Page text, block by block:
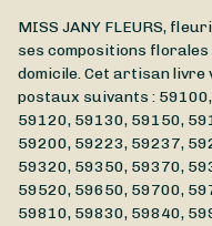
MISS JANY FLEURS,
ses compositions florales
domicile. Cet artisan livre
postaux suivants :
59120, 59130, 59150,
59200, 59223, 59237,
59320, 59350, 59370,
59520, 59650, 59700,
59810, 59830, 59840,